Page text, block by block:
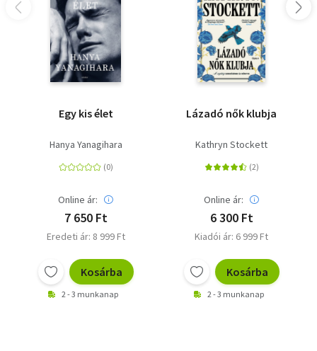
Egy kis élet
Hanya Yanagihara
Online ár:
7 650 Ft
Eredeti ár: 8 999 Ft
Kosárba
2 - 3 munkanap
Lázadó nők klubja
Kathryn Stockett
Online ár:
6 300 Ft
Kiadói ár: 6 999 Ft
Kosárba
2 - 3 munkanap